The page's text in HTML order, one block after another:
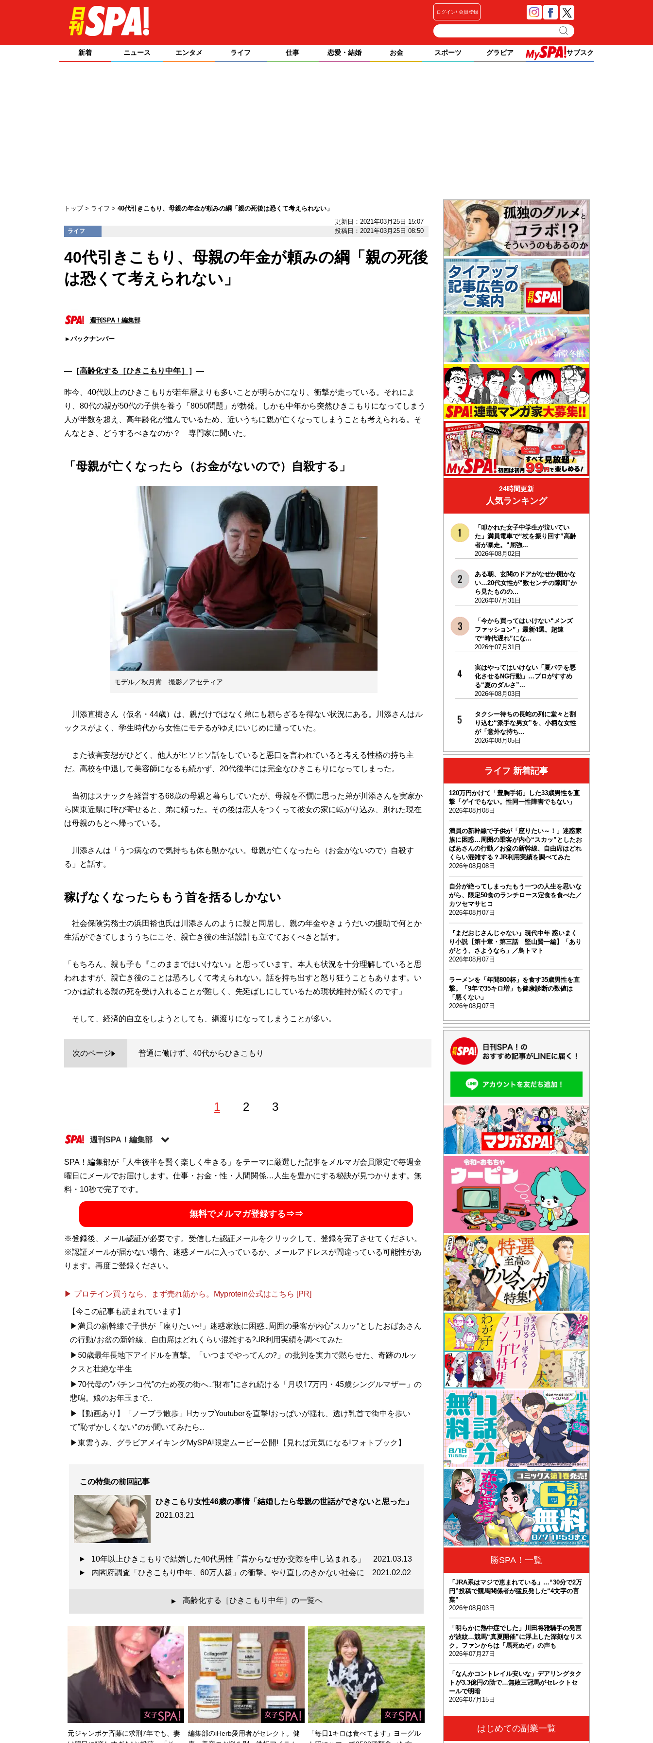
ログイン 会員登録
新着 ニュース エンタメ ライフ 仕事 恋愛・結婚 お金 スポーツ グラビア サブスク
トップ ライフ
40代引きこもり、母親の年金が頼みの綱「親の死後は恐くて考えられない」
更新日：2021年03月25日 15:07
ライフ 投稿日：2021年03月25日 08:50
40代引きこもり、母親の年金が頼みの綱「親の死後
は恐くて考えられない」
週刊SPA！編集部
バックナンバー
―［高齢化する［ひきこもり中年］ ］―
昨今、40代以上のひきこもりが若年層よりも多いことが明らかになり、衝撃が走っている。それによ
り、80代の親が50代の子供を養う「8050問題」が勃発。しかも中年から突然ひきこもりになってしまう
人が半数を超え、高年齢化が進んでいるため、近いうちに親が亡くなってしまうことも考えられる。そ
んなとき、どうするべきなのか？ 専門家に聞いた。
「母親が亡くなったら（お金がないので）自殺する」
モデル／秋月貴 撮影／アセティア
川添直樹さん（仮名・44歳）は、親だけではなく弟にも頼らざるを得ない状況にある。川添さんはル
ックスがよく、学生時代から女性にモテるがゆえにいじめに遭っていた。
また被害妄想がひどく、他人がヒソヒソ話をしていると悪口を言われていると考える性格の持ち主
だ。高校を中退して美容師になるも続かず、20代後半には完全なひきこもりになってしまった。
当初はスナックを経営する68歳の母親と暮らしていたが、母親を不憫に思った弟が川添さんを実家か
ら関東近県に呼び寄せると、弟に頼った。その後は恋人をつくって彼女の家に転がり込み、別れた現在
は母親のもとへ帰っている。
川添さんは「うつ病なので気持ちも体も動かない。母親が亡くなったら（お金がないので）自殺す
る」と話す。
稼げなくなったらもう首を括るしかない
社会保険労務士の浜田裕也氏は川添さんのように親と同居し、親の年金やきょうだいの援助で何とか
生活ができてしまううちにこそ、親亡き後の生活設計も立てておくべきと話す。
「もちろん、親も子も『このままではいけない』と思っています。本人も状況を十分理解していると思
われますが、親亡き後のことは恐ろしくて考えられない。話を持ち出すと怒り狂うこともあります。い
つかは訪れる親の死を受け入れることが難しく、先延ばしにしているため現状維持が続くのです」
そして、経済的自立をしようとしても、綱渡りになってしまうことが多い。
次のページ 普通に働けず、40代からひきこもり
1 2 3
週刊SPA！編集部
記事一覧へ
SPA！編集部が「人生後半を賢く楽しく生きる」をテーマに厳選した記事をメルマガ会員限定で毎週金
曜日にメールでお届けします。仕事・お金・性・人間関係…人生を豊かにする秘訣が見つかります。無
料・10秒で完了です。
無料でメルマガ登録する⇒⇒
※登録後、メール認証が必要です。受信した認証メールをクリックして、登録を完了させてください。
※認証メールが届かない場合、迷惑メールに入っているか、メールアドレスが間違っている可能性があ
ります。再度ご登録ください。
▶ プロテイン買うなら、まず売れ筋から。Myprotein公式はこちら [PR]
【今この記事も読まれています】
▶満員の新幹線で子供が「座りたい~!」迷惑家族に困惑...周囲の乗客が内心“スカッ”としたおばあさん
の行動/お盆の新幹線、自由席はどれくらい混雑する?JR利用実績を調べてみた
▶50歳最年長地下アイドルを直撃。「いつまでやってんの?」の批判を実力で黙らせた、奇跡のルッ
クスと壮絶な半生
▶70代母の“パチンコ代”のため夜の街へ...“財布”にされ続ける「月収17万円・45歳シングルマザー」の
悲鳴。娘のお年玉まで...
▶【動画あり】「ノーブラ散歩」HカップYoutuberを直撃!おっぱいが揺れ、透け乳首で街中を歩い
て“恥ずかしくない”のか聞いてみたら...
▶東雲うみ、グラビアメイキングMySPA!限定ムービー公開!【見れば元気になる!フォトブック】
この特集の前回記事
ひきこもり女性46歳の事情「結婚したら母親の世話ができないと思った」
2021.03.21
10年以上ひきこもりで結婚した40代男性「昔からなぜか交際を申し込まれる」 2021.03.13
内閣府調査「ひきこもり中年、60万人超」の衝撃。やり直しのきかない社会に 2021.02.02
▲ 高齢化する［ひきこもり中年］の一覧へ
元ジャンポケ斉藤に求刑7年でも、妻
編集部のiHerb愛用者がセレクト。健
「毎日1キロは食べてます」ヨーグル
24時間更新
人気ランキング
「叩かれた女子中学生が泣いてい
た」満員電車で“杖を振り回す”高齢
者が暴走。“屈強...
2026年08月02日
ある朝、玄関のドアがなぜか開かな
い…20代女性が“数センチの隙間”か
ら見たものの...
2026年07月31日
「今から買ってはいけない“メンズ
ファッション”」最新4選。超速
で“時代遅れ”にな...
2026年07月31日
実はやってはいけない「夏バテを悪
化させるNG行動」…プロがすすめ
る“夏のダルさ”...
2026年08月03日
タクシー待ちの長蛇の列に堂々と割
り込む“派手な男女”を、小柄な女性
が「意外な持ち...
2026年08月05日
ライフ 新着記事
120万円かけて「豊胸手術」した33歳男性を直
撃「ゲイでもない。性同一性障害でもない」
2026年08月08日
満員の新幹線で子供が「座りたい～！」迷惑家
族に困惑…周囲の乗客が内心“スカッ”としたお
ばあさんの行動／お盆の新幹線、自由席はどれ
くらい混雑する？JR利用実績を調べてみた
2026年08月08日
自分が絶ってしまったもう一つの人生を思いな
がら、限定50食のランチロース定食を食べた／
カツセマサヒコ
2026年08月07日
『まだおじさんじゃない』現代中年 惑いまく
り小説【第十章・第三話 堅山賢一編】「あり
がとう、さようなら」／鳥トマト
2026年08月07日
ラーメンを「年間800杯」を食す35歳男性を直
撃。「9年で35キロ増」も健康診断の数値は
「悪くない」
2026年08月07日
勝SPA！一覧
「JRA系はマジで恵まれている」…“30分で2万
円”投稿で競馬関係者が猛反発した“4文字の言
葉”
2026年08月03日
「明らかに熱中症でした」川田将雅騎手の発言
が波紋…競馬“真夏開催”に浮上した深刻なリス
ク。ファンからは「馬死ぬぞ」の声も
2026年07月27日
「なんかコントレイル安いな」デアリングタク
トが3.3億円の陰で…無敗三冠馬がセレクトセ
ールで明暗
2026年07月15日
はじめての副業一覧